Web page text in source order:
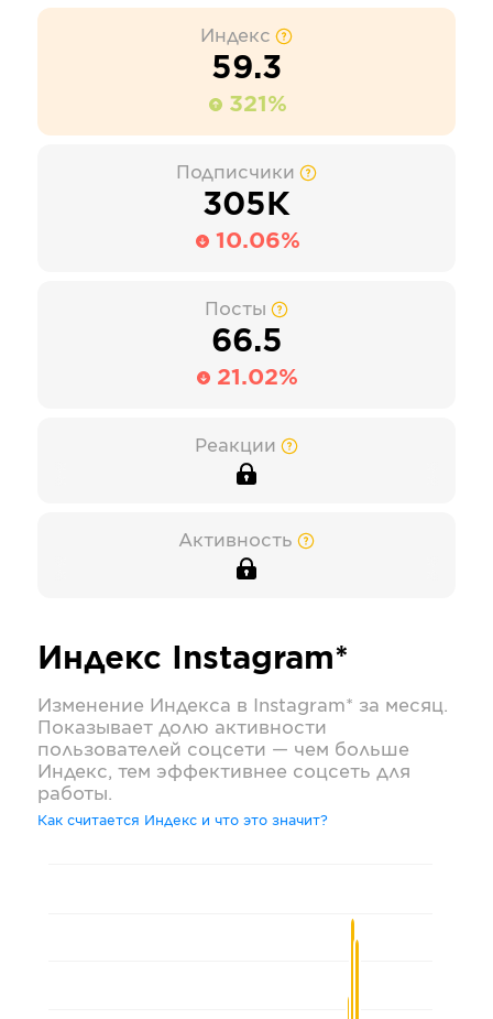
Индекс
59.3
321%
Подписчики
305К
10.06%
Посты
66.5
21.02%
Реакции
Активность
Индекс Instagram*
Изменение Индекса в Instagram* за месяц.
Показывает долю активности
пользователей соцсети — чем больше
Индекс, тем эффективнее соцсеть для
работы.
Как считается Индекс и что это значит?